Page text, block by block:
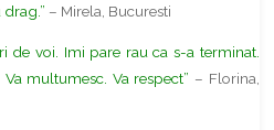
– Mirela, Bucuresti
de voi. Imi pare rau ca s-a terminat.
multumesc. Va respect” – Florina,